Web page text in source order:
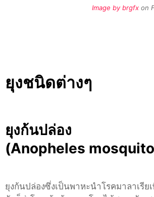
Image by brgfx on
ยุงชนิดต่างๆ
ยุงก้นปล่อง
(Anopheles
ยุงก้นปล่องซึ่งเป็นพาหะนำโรคมาลาเรีย